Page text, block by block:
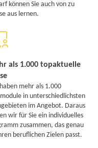
können Sie auch von zu
aus lernen.
als 1.000 topaktuelle
mehr als 1.000
in unterschiedlichsten
im Angebot. Daraus
wir für Sie ein individuelles
zusammen, das genau
beruflichen Zielen passt.